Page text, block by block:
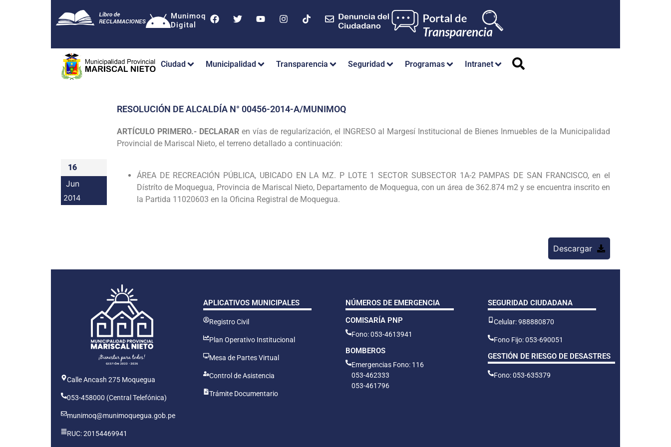
Munimoq
Digital
Ciudad Municipalidad Transparencia Seguridad Programas Intranet
16
Jun
2014
RESOLUCIÓN DE ALCALDÍA N° 00456-2014-A/MUNIMOQ
ARTÍCULO PRIMERO.- DECLARARen vías de regularízación, el INGRESO al Margesí Institucional de Bienes Inmuebles de la Municipalidad
Provincial de Mariscal Nieto, el terreno detallado a continuación:
ÁREA DE RECREACIÓN PÚBLICA, UBICADO EN LA MZ. P LOTE 1 SECTOR SUBSECTOR 1A-2 PAMPAS DE SAN FRANCISCO, en el
Dístríto de Moquegua, Provincia de Mariscal Nieto, Departamento de Moquegua, con un área de 362.874 m2 y se encuentra inscrito en
la Partida 11020603 en la Oficina Registral de Moquegua.
Descargar
Calle Ancash 275 Moquegua
053-458000 (Central Telefónica)
munimoq@munimoquegua.gob.pe
RUC: 20154469941
APLICATIVOS MUNICIPALES
Registro Civil
Plan Operativo Institucional
Mesa de Partes Virtual
Control de Asistencia
Trámite Documentario
NÚMEROS DE EMERGENCIA
COMISARÍA PNP
Fono: 053-4613941
BOMBEROS
Emergencias Fono: 116
053-462333
053-461796
SEGURIDAD CIUDADANA
Celular: 988880870
Fono Fijo: 053-690051
GESTIÓN DE RIESGO DE DESASTRES
Fono: 053-635379